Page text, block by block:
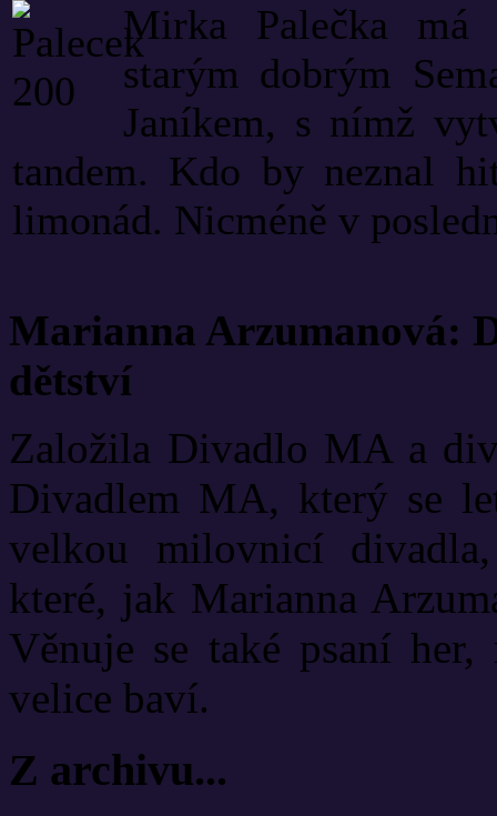
Mirka Palečka má
starým dobrým
Janíkem, s nímž
tandem. Kdo by neznal
limonád. Nicméně v
Marianna Arzumanová:
dětství
Založila Divadlo MA a
Divadlem MA, který se
velkou milovnicí
které, jak Marianna
Věnuje se také psaní
velice baví.
Z archivu...